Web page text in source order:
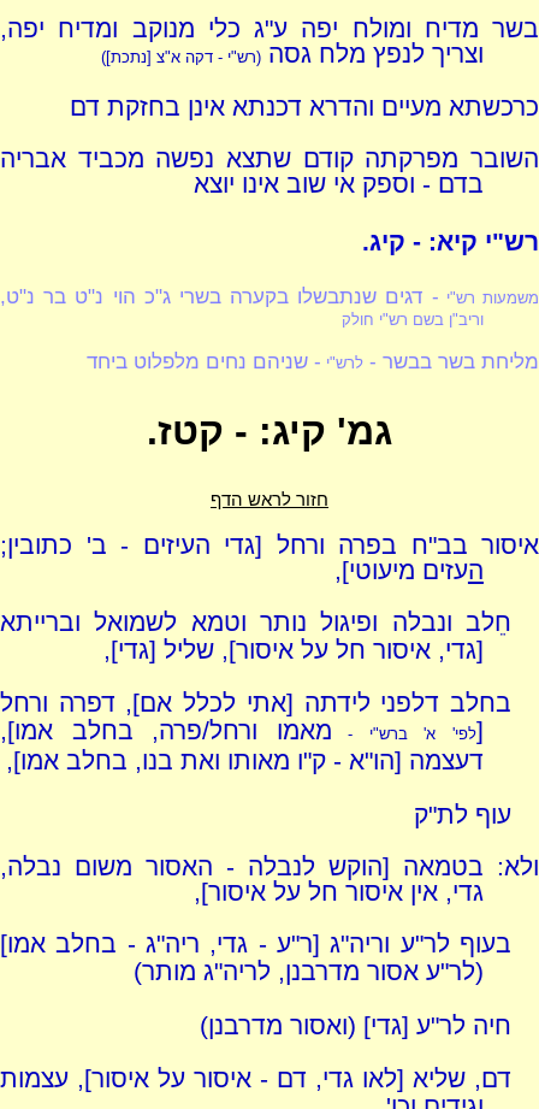
בשר מדיח ומולח יפה ע"ג כלי מנוקב ומדיח יפה,
וצריך לנפץ מלח גסה(רש"י - דקה א"צ [נתכת])
כרכשתא מעיים והדרא דכנתא אינן בחזקת דם
השובר מפרקתה קודם שתצא נפשה מכביד אבריה
בדם - וספק אי שוב אינו יוצא
רש"י קיא: - קיג.
משמעות רש"י - דגים שנתבשלו בקערה בשרי ג"כ הוי נ"ט בר נ"ט,
וריב"ן בשם רש"י חולק
מליחת בשר בבשר - לרש"י - שניהם נחים מלפלוט ביחד
גמ' קיג: - קטז.
חזור לראש הדף
איסור בב"ח בפרה ורחל [גדי העיזים - ב' כתובין;
העזים מיעוטי],
חֵלב ונבלה ופיגול נותר וטמא לשמואל וברייתא
[גדי, איסור חל על איסור], שליל [גדי],
בחלב דלפני לידתה [אתי לכלל אם], דפרה ורחל
[לפי' א' ברש"י - מאמו ורחל/פרה, בחלב אמו],
דעצמה [הו"א - ק"ו מאותו ואת בנו, בחלב אמו],
עוף לת"ק
ולא: בטמאה [הוקש לנבלה - האסור משום נבלה,
גדי, אין איסור חל על איסור],
בעוף לר"ע וריה"ג [ר"ע - גדי, ריה"ג - בחלב אמו]
(לר"ע אסור מדרבנן, לריה"ג מותר)
חיה לר"ע [גדי] (ואסור מדרבנן)
דם, שליא [לאו גדי, דם - איסור על איסור], עצמות